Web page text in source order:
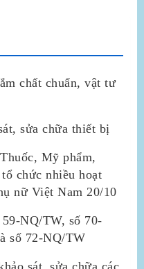
chất chuẩn, vật tư
sửa chữa thiết bị
Mỹ phẩm,
chức nhiều hoạt
nữ Việt Nam 20/10
NQ/TW, số 70-
số 72-NQ/TW